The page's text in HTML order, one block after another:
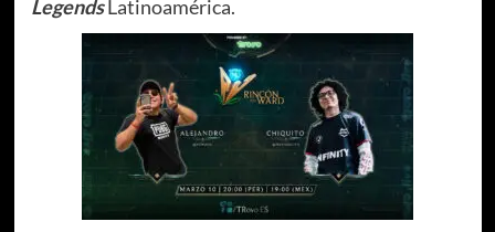
Legends Latinoamérica.